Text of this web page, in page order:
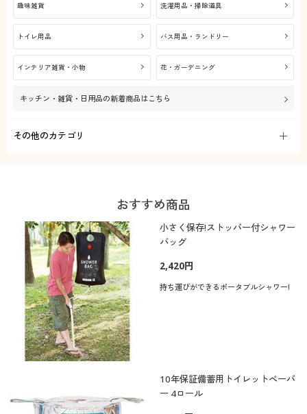
趣味雑貨 洗濯用品・掃除道具
トイレ用品 バス用品・ランドリー
インテリア雑貨・小物 花・ガーデニング
キッチン・雑貨・日用品の新着商品はこちら
その他のカテゴリ
おすすめ商品
小さく保存!ストッパー付シャワー
バッグ
2,420円
持ち運びができるポータブルシャワー!
10年保証備蓄用トイレットペーパ
ー 4ロール